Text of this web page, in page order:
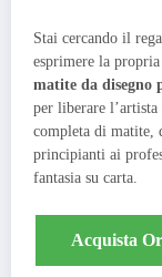
Stai cercando il
esprimere la
matite da disegno
per liberare
completa di matite,
principianti ai
fantasia su carta.
Acquista